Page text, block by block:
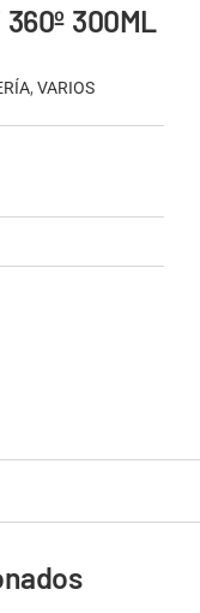
360º 300ML
, VARIOS